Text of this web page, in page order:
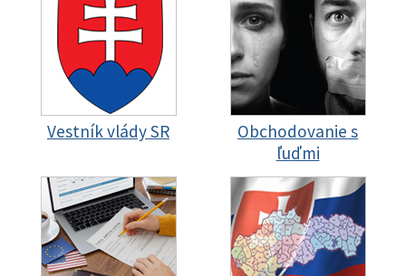
Vestník vlády SR
Obchodovanie s
ľuďmi